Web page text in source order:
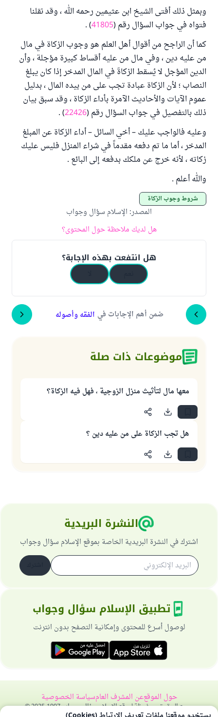
وبمثل ذلك أفتى الشيخ ابن عثيمين رحمه الله ، وقد نقلنا
فتواه في جواب السؤال رقم (41805
) .
كما أن الراجح من أقوال أهل العلم هو وجوب الزكاة في مال
من عليه دين ، وفي مال من عليه أقساط كبيرة مؤجلة ، وأن
الدين المؤجل لا يُسقط الزكاةَ في المال المدخر إذا كان يبلغ
النصاب ؛ لأن الزكاة عبادة تجب على من بيده المال ، بدليل
عموم الآيات والأحاديث الآمرة بأداء الزكاة ، وقد سبق بيان
ذلك بالتفصيل في جواب السؤال رقم (22426
) .
وعليه فالواجب عليك – أخي السائل – أداء الزكاة عن المبلغ
المدخر ، أما ما تم دفعه مقدماً في شراء المنزل فليس عليك
زكاته ، لأنه خرج عن ملكك بدفعه إلى البائع .
والله أعلم .
شروط وجوب الزكاة
المصدر: الإسلام سؤال وجواب
هل لديك ملاحظة حول المحتوى؟
هل انتفعت بهذه الإجابة؟
ضمن أهم الإجابات في الفقه وأصوله
موضوعات ذات صلة
معها مال لتأثيث منزل الزوجية ، فهل فيه الزكاة؟
هل تجب الزكاة على من عليه دين ؟
النشرة البريدية
اشترك في النشرة البريدية الخاصة بموقع الإسلام سؤال وجواب
تطبيق الإسلام سؤال وجواب
لوصول أسرع للمحتوى وإمكانية التصفح بدون انترنت
حول الموقععن المشرف العامسياسة الخصوصية
جميع الحقوق محفوظة لموقع الإسلام سؤال وجواب 1997-2025 ©